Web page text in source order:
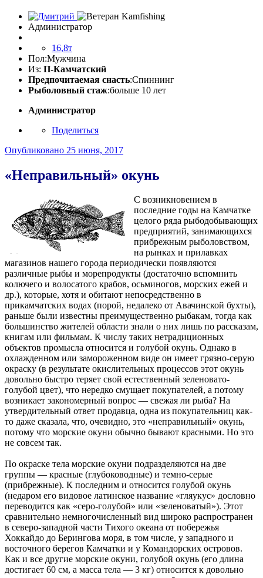
Администратор
16,8т
Пол:Мужчина
Из: П-Камчатский
Предпочитаемая снасть:Спиннинг
Рыболовный стаж:больше 10 лет
Администратор
Поделиться
Опубликовано 25 июня, 2017
«Неправильный» окунь
С возникновением в
последние годы на Камчатке
целого ряда рыбодобывающих
предприятий, занимающихся
прибрежным рыболовством,
на рынках и прилавках
магазинов нашего города периодически появляются
различные рыбы и морепродукты (достаточно вспомнить
колючего и волосатого крабов, осьминогов, морских ежей и
др.), которые, хотя и обитают непосредственно в
прикамчатских водах (порой, недалеко от Авачинской бухты),
раньше были известны преимущественно рыбакам, тогда как
большинство жителей области знали о них лишь по рассказам,
книгам или фильмам. К числу таких нетрадиционных
объектов промысла относится и голубой окунь. Однако в
охлажденном или замороженном виде он имеет грязно-серую
окраску (в результате окислительных процессов этот окунь
довольно быстро теряет свой естественный зеленовато-
голубой цвет), что нередко смущает покупателей, а потому
возникает закономерный вопрос — свежая ли рыба? На
утвердительный ответ продавца, одна из покупательниц как-
то даже сказала, что, очевидно, это «неправильный» окунь,
потому что морские окуни обычно бывают красными. Но это
не совсем так.
По окраске тела морские окуни подразделяются на две
группы — красные (глубоководные) и темно-серые
(прибрежные). К последним и относится голубой окунь
(недаром его видовое латинское название «гляукус» дословно
переводится как «серо-голубой» или «зеленоватый»). Этот
сравнительно немногочисленный вид широко распространен
в северо-западной части Тихого океана от побережья
Хоккайдо до Берингова моря, в том числе, у западного и
восточного берегов Камчатки и у Командорских островов.
Как и все другие морские окуни, голубой окунь (его длина
достигает 60 см, а масса тела — 3 кг) относится к довольно